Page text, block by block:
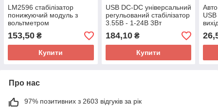
LM2596 стабілізатор
понижуючий модуль з
вольтметром
153,50 ₴
Купити
USB DC-DC універсальний
регульований стабілізатор
3.55В - 1-24В 3Вт
184,10₴
Купити
Про нас
97% позитивних з 2603 відгуків за рік